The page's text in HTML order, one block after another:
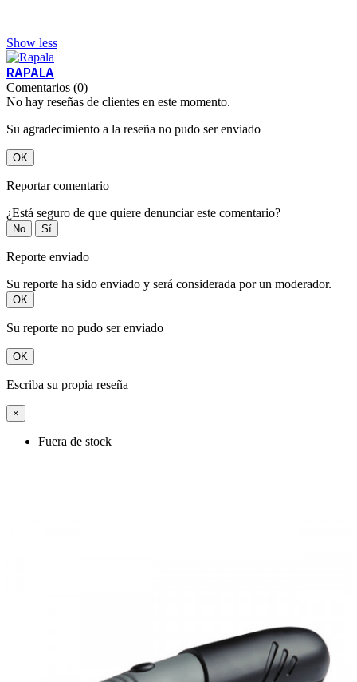
Show less
RAPALA
Comentarios (0)
No hay reseñas de clientes en este momento.
Su agradecimiento a la reseña no pudo ser enviado
OK
Reportar comentario
¿Está seguro de que quiere denunciar este comentario?
No Sí
Reporte enviado
Su reporte ha sido enviado y será considerada por un moderador.
OK
Su reporte no pudo ser enviado
OK
Escriba su propia reseña
×
Fuera de stock